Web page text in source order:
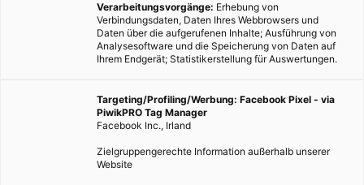
Verarbeitungsvorgänge: Erhebung von
Verbindungsdaten, Daten Ihres Webbrowsers und
Daten über die aufgerufenen Inhalte; Ausführung von
Analysesoftware und die Speicherung von Daten auf
Ihrem Endgerät; Statistikerstellung für Auswertungen.
Targeting/Profiling/Werbung: Facebook Pixel - via
PiwikPRO Tag Manager
Facebook Inc., Irland
Zielgruppengerechte Information außerhalb unserer
Website